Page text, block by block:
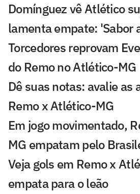
Domínguez vê Atlético
lamenta empate: 'Sabor
Torcedores reprovam
do Remo no Atlético-MG
Dê suas notas: avalie as
Remo x Atlético-MG
Em jogo movimentado,
MG empatam pelo
Veja gols em Remo x
empata para o leão